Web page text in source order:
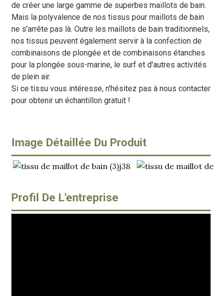
de créer une large gamme de superbes maillots de bain.
Mais la polyvalence de nos tissus pour maillots de bain
ne s'arrête pas là. Outre les maillots de bain traditionnels,
nos tissus peuvent également servir à la confection de
combinaisons de plongée et de combinaisons étanches
pour la plongée sous-marine, le surf et d'autres activités
de plein air.
Si ce tissu vous intéresse, n'hésitez pas à nous contacter
pour obtenir un échantillon gratuit !
Image Détaillée Du Produit
Profil De L'entreprise